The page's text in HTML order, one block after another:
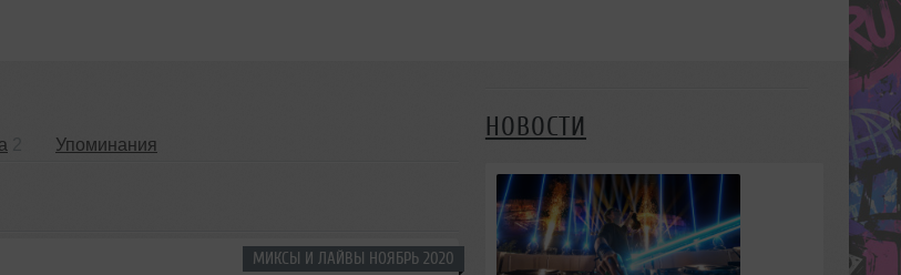
Упоминания
МИКСЫ И ЛАЙВЫ НОЯБРЬ 2020
НОВОСТИ